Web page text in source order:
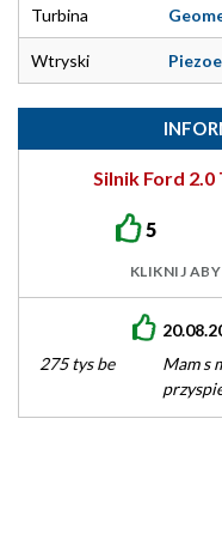
Turbina
Wtryski
Silnik Ford 2.0
5
KLIKNIJ
Mam s maxa pomimo
przyspiesza. Dobre